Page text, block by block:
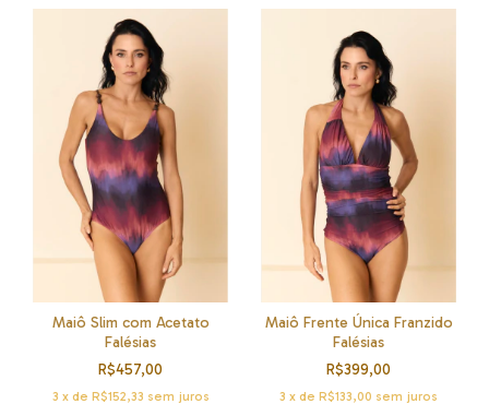
Maiô Slim com Acetato
Falésias
R$457,00
3 x de R$152,33 sem juros
Maiô Frente Única Franzido
Falésias
R$399,00
3 x de R$133,00 sem juros